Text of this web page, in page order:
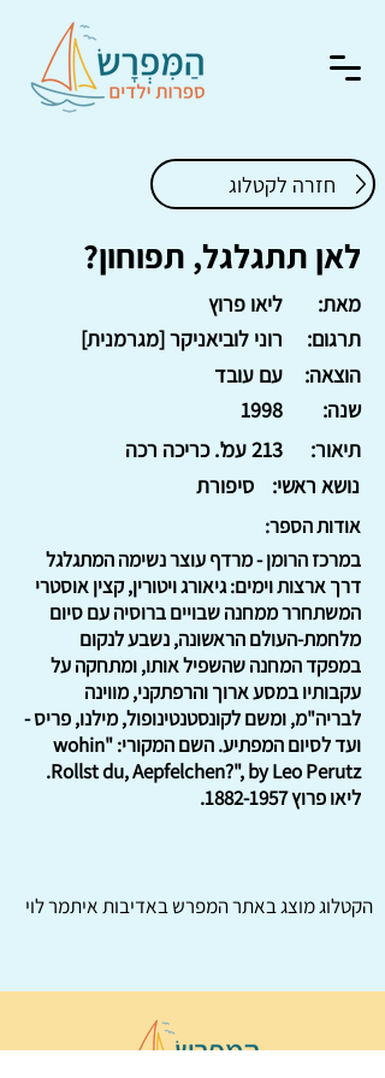
חזרה לקטלוג
לאן תתגלגל, תפוחון?
ליאו פרוץ
מאת:
רוני לוביאניקר [מגרמנית]
תרגום:
עם עובד
הוצאה:
1998
שנה:
213 עמ'. כריכה רכה
תיאור:
סיפורת
נושא ראשי:
אודות הספר:
במרכז הרומן - מרדף עוצר נשימה המתגלגל
דרך ארצות וימים: גיאורג ויטורין, קצין אוסטרי
המשתחרר ממחנה שבויים ברוסיה עם סיום
מלחמת-העולם הראשונה, נשבע לנקום
במפקד המחנה שהשפיל אותו, ומתחקה על
עקבותיו במסע ארוך והרפתקני, מווינה
לבריה"מ, ומשם לקונסטנטינופול, מילנו, פריס -
ועד לסיום המפתיע. השם המקורי: "wohin
Rollst du, Aepfelchen?", by Leo Perutz.
ליאו פרוץ1882-1957
.
הקטלוג מוצג באתרהמפרשבאדיבות איתמר לוי